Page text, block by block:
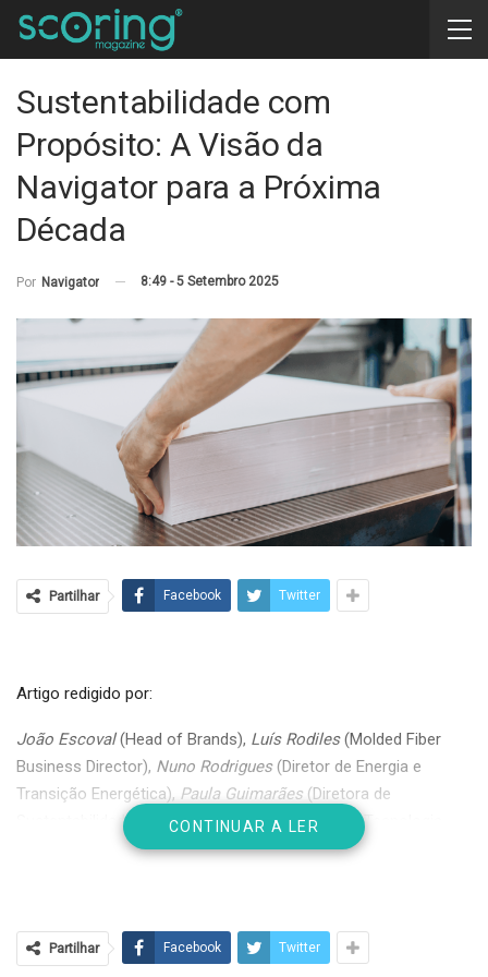
Sustentabilidade com
Propósito: A Visão da
Navigator para a Próxima
Década
Por Navigator 8:49 - 5 Setembro 2025
Partilhar Facebook Twitter
Artigo redigido por:
João Escoval(Head of Brands), Luís Rodiles(Molded Fiber
Business Director), Nuno Rodrigues(Diretor de Energia e
Transição Energética), Paula Guimarães (Diretora de
Sustentabilidade),
Pedro Matos Silva (Diretor de Tecnologia
Nuno Neto(Diretor Financeiro),Pedro Sousa
Desde afloresta, que gere de acordo com as melhores
CONTINUAR A LER
Partilhar Facebook Twitter